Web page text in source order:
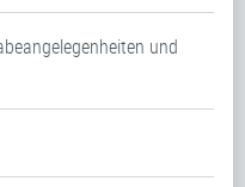
und